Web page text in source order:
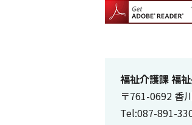
福祉介護課 福
〒761-0692 香
Tel:087-891-